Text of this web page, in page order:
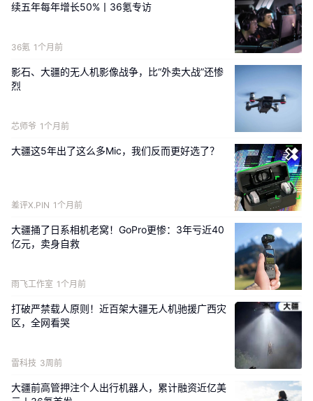
续五年每年增长50%丨36氪专访
36氪 1个月前
影石、大疆的无人机影像战争，比“外卖大战”还惨
烈
芯师爷 1个月前
大疆这5年出了这么多Mic，我们反而更好选了？
差评X.PIN 1个月前
大疆捅了日系相机老窝！GoPro更惨：3年亏近40
亿元，卖身自救
雨飞工作室 1个月前
打破严禁载人原则！近百架大疆无人机驰援广西灾
区，全网看哭
雷科技 3周前
大疆前高管押注个人出行机器人，累计融资近亿美